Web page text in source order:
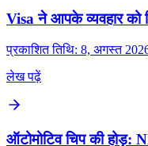
Visa ने आपके व्यवहार को
प्रकाशित तिथि: 8, अगस्त
लेख पढ़ें
ऑटोमोटिव चिप की